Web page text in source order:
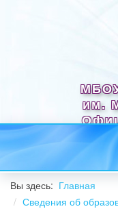
им.
Вы здесь: Главная
Сведения об